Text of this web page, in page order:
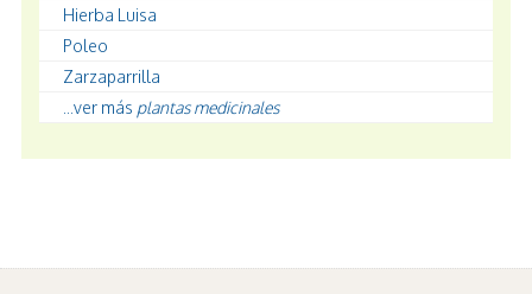
Hierba Luisa
Poleo
Zarzaparrilla
...ver más plantas medicinales